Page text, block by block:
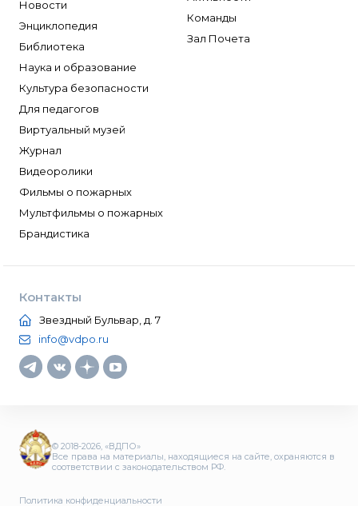
Новости
Энциклопедия
Библиотека
Наука и образование
Культура безопасности
Для педагогов
Виртуальный музей
Журнал
Видеоролики
Фильмы о пожарных
Мультфильмы о пожарных
Брандистика
Команды
Зал Почета
Контакты
Звездный Бульвар, д. 7
info@vdpo.ru
© 2018-2026, «ВДПО»
Все права на материалы, находящиеся на сайте, охраняются в
соответствии с законодательством РФ.
Политика конфиденциальности